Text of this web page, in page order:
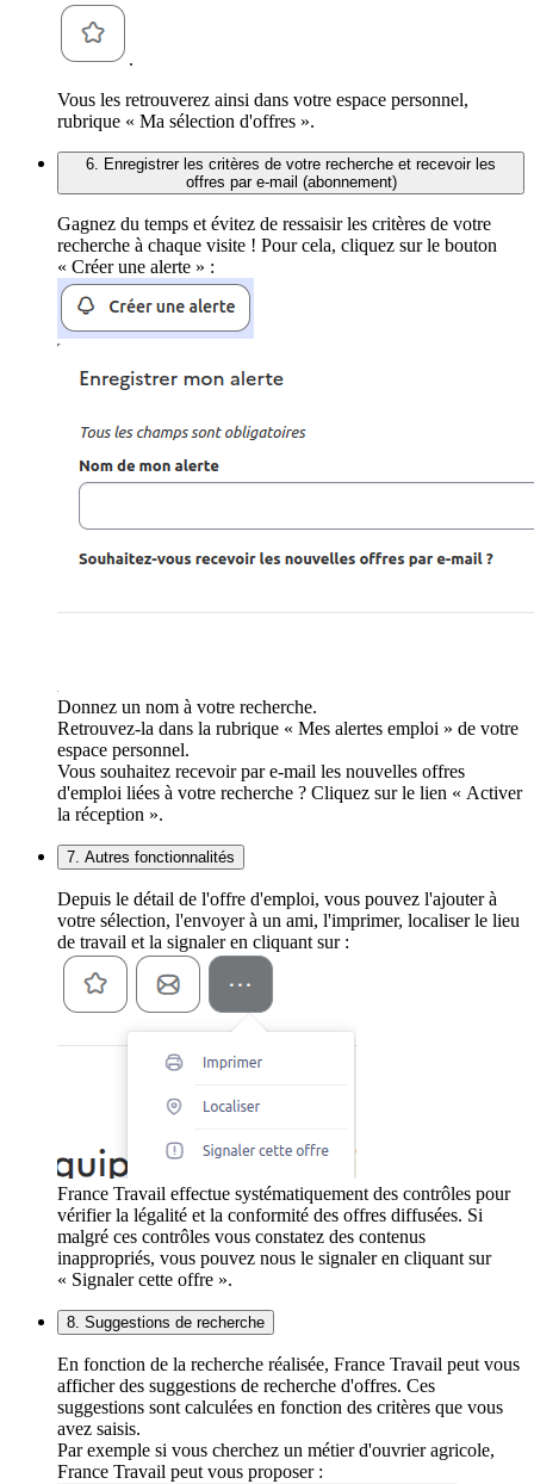
.
Vous les retrouverez ainsi dans votre espace personnel,
rubrique « Ma sélection d'offres ».
6. Enregistrer les critères de votre recherche et recevoir les
offres par e-mail (abonnement)
Gagnez du temps et évitez de ressaisir les critères de votre
recherche à chaque visite ! Pour cela, cliquez sur le bouton
« Créer une alerte » :
Donnez un nom à votre recherche.
Retrouvez-la dans la rubrique « Mes alertes emploi » de votre
espace personnel.
Vous souhaitez recevoir par e-mail les nouvelles offres
d'emploi liées à votre recherche ? Cliquez sur le lien « Activer
la réception ».
7. Autres fonctionnalités
Depuis le détail de l'offre d'emploi, vous pouvez l'ajouter à
votre sélection, l'envoyer à un ami, l'imprimer, localiser le lieu
de travail et la signaler en cliquant sur :
France Travail effectue systématiquement des contrôles pour
vérifier la légalité et la conformité des offres diffusées. Si
malgré ces contrôles vous constatez des contenus
inappropriés, vous pouvez nous le signaler en cliquant sur
« Signaler cette offre ».
8. Suggestions de recherche
En fonction de la recherche réalisée, France Travail peut vous
afficher des suggestions de recherche d'offres. Ces
suggestions sont calculées en fonction des critères que vous
avez saisis.
Par exemple si vous cherchez un métier d'ouvrier agricole,
France Travail peut vous proposer :